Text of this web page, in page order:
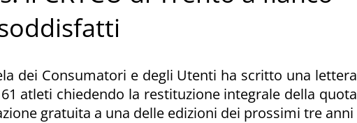
dei Consumatori e degli Utenti ha scritto una lettera
atleti chiedendo la restituzione integrale della quota
gratuita a una delle edizioni dei prossimi tre anni